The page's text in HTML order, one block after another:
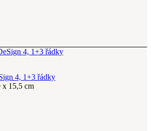
4, 1+3 řádky
x 15,5 cm